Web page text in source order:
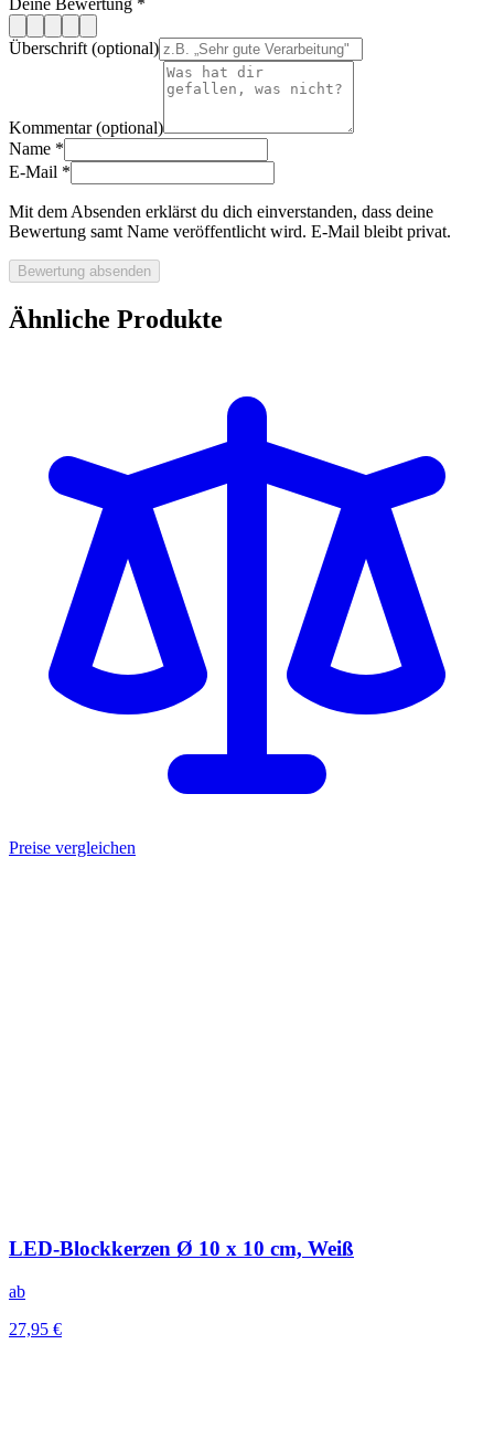
Deine Bewertung *
Überschrift (optional)
Kommentar (optional)
Name *
E-Mail *
Mit dem Absenden erklärst du dich einverstanden, dass deine
Bewertung samt Name veröffentlicht wird. E-Mail bleibt privat.
Bewertung absenden
Ähnliche Produkte
Preise vergleichen
LED-Blockkerzen Ø 10 x 10 cm, Weiß
ab
27,95 €